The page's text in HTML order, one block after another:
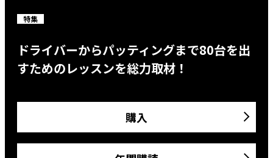
特集
ドライバーからパッティングまで80台を出
すためのレッスンを総力取材！
購入